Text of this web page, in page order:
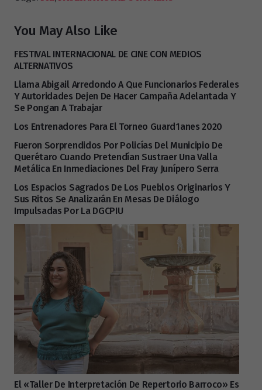
You May Also Like
FESTIVAL INTERNACIONAL DE CINE CON MEDIOS
ALTERNATIVOS
Llama Abigail Arredondo A Que Funcionarios Federales
Y Autoridades Dejen De Hacer Campaña Adelantada Y
Se Pongan A Trabajar
Los Entrenadores Para El Torneo Guard1anes 2020
Fueron Sorprendidos Por Policías Del Municipio De
Querétaro Cuando Pretendían Sustraer Una Valla
Metálica En Inmediaciones Del Fray Junípero Serra
Los Espacios Sagrados De Los Pueblos Originarios Y
Sus Ritos Se Analizarán En Mesas De Diálogo
Impulsadas Por La DGCPIU
El «Taller De Interpretación De Repertorio Barroco» Es